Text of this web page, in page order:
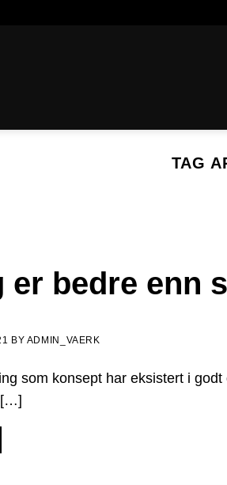
TAG
er bedre enn
BY ADMIN_VAERK
som konsept har eksistert i
[…]